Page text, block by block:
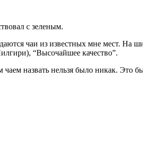
с зеленым.
чаи из известных мне мест. На
“Высочайшее качество”.
назвать нельзя было никак. Это